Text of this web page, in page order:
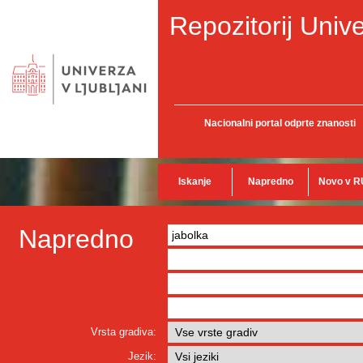
Repozitorij
Nacionalni portal odprte znanosti
Iskanje Napredno Novo v
Napredno
Vrsta gradiva:
Jezik: